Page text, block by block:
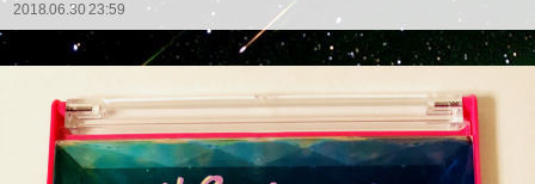
2018.06.30 23:59